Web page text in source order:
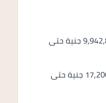
مكاتب بمساحات تبدأ من 51 متر وتصل الي 130 متر مربع كما يتراوح سعرها من 9,942,878 جنية حتى
محلات تبدأ مساحتها من 36 متر وتصل الي 40 متر مربع و أيضا بأسعار تبدأ من 17,200,000 جنية حتى